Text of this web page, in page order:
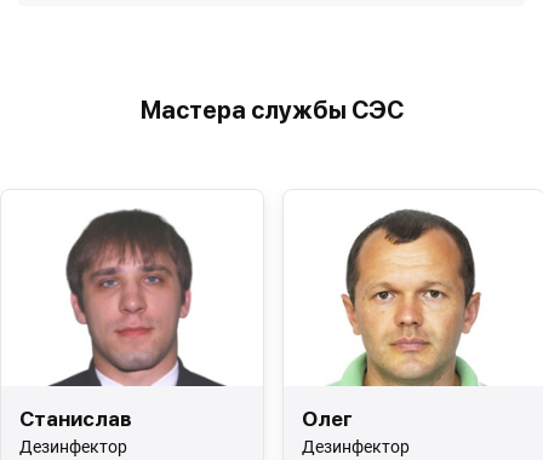
Мастера службы СЭС
Станислав
Дезинфектор
Олег
Дезинфектор